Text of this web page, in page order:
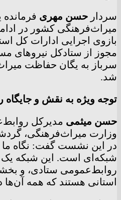
سردار حسن مهری
میراث‌فرهنگی کشور در
بازوی اجرایی ادارات کل
سرباز به یگان حفاظت
شد.
توجه ویژه به نقش و
حسن میثمی مدیرکل
وزارت میراث‌فرهنگی،
در این نشست گفت: نگاه ما
شبکه‌ای است. این شبکه یک
روابط‌عمومی ستادی، و
استانی هستند که همه